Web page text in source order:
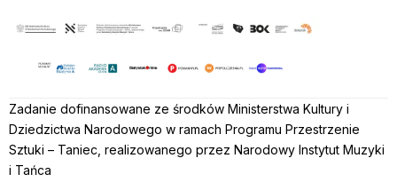
Zadanie dofinansowane ze środków Ministerstwa Kultury i
Dziedzictwa Narodowego w ramach Programu Przestrzenie
Sztuki – Taniec, realizowanego przez Narodowy Instytut Muzyki
i Tańca